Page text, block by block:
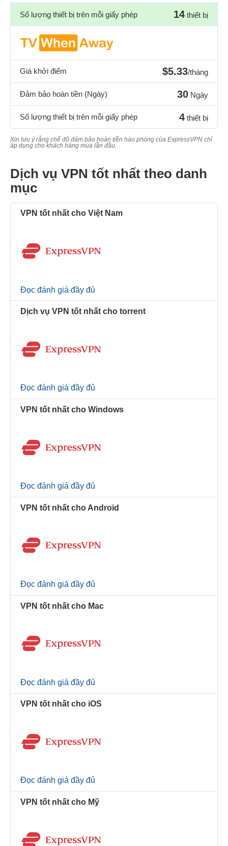
Số lượng thiết bị trên mỗi giấy phép 14 thiết bị
Giá khởi điểm $5.33/tháng
Đảm bảo hoàn tiền (Ngày) 30 Ngày
Số lượng thiết bị trên mỗi giấy phép 4 thiết bị
Xin lưu ý rằng chế độ đảm bảo hoàn tiền hào phóng của ExpressVPN chỉ
áp dụng cho khách hàng mua lần đầu.
Dịch vụ VPN tốt nhất theo danh
mục
VPN tốt nhất cho Việt Nam
Đọc đánh giá đầy đủ
Dịch vụ VPN tốt nhất cho torrent
Đọc đánh giá đầy đủ
VPN tốt nhất cho Windows
Đọc đánh giá đầy đủ
VPN tốt nhất cho Android
Đọc đánh giá đầy đủ
VPN tốt nhất cho Mac
Đọc đánh giá đầy đủ
VPN tốt nhất cho iOS
Đọc đánh giá đầy đủ
VPN tốt nhất cho Mỹ